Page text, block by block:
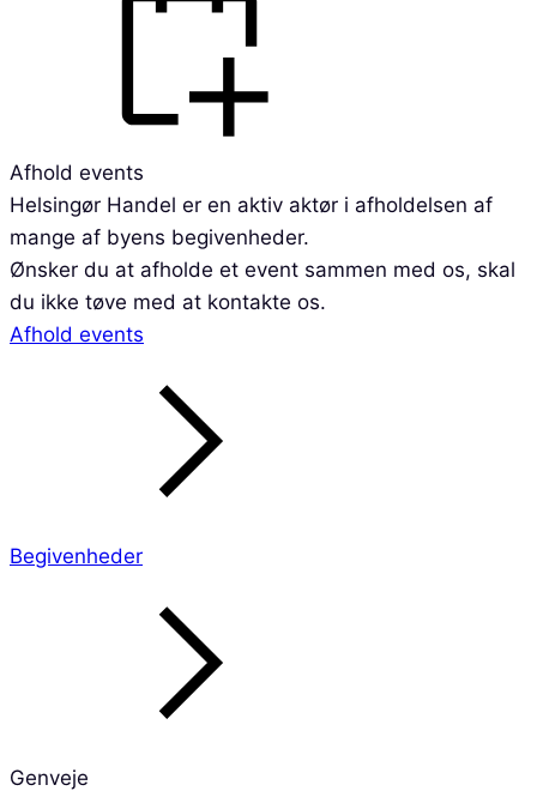
Afhold events
Helsingør Handel er en aktiv aktør i afholdelsen af
mange af byens begivenheder.
Ønsker du at afholde et event sammen med os, skal
du ikke tøve med at kontakte os.
Afhold events
Begivenheder
Genveje